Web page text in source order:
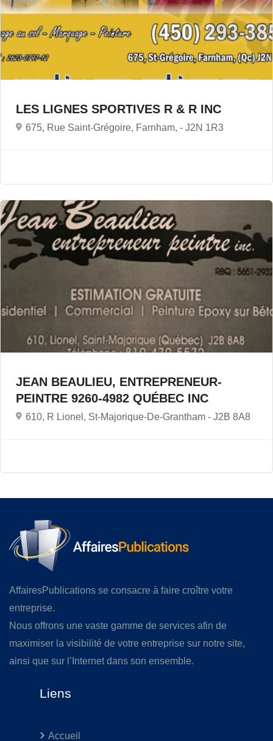
LES LIGNES SPORTIVES R & R INC
675, Rue Saint-Grégoire, Farnham, - J2N 1R3
JEAN BEAULIEU, ENTREPRENEUR-
PEINTRE 9260-4982 QUÉBEC INC
610, R Lionel, St-Majorique-De-Grantham - J2B 8A8
AffairesPublications se consacre à faire croître votre
entreprise.
Nous offrons une vaste gamme de services afin de
maximiser la visibilité de votre entreprise sur notre site,
ainsi que sur l’Internet dans son ensemble.
Liens
Accueil